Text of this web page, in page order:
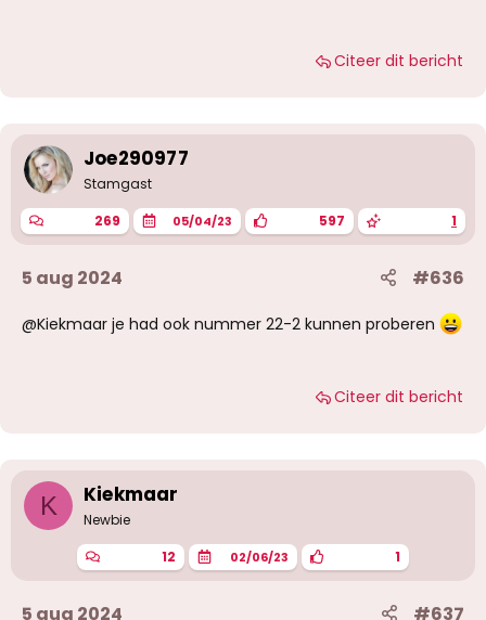
Citeer dit bericht
Joe290977
Stamgast
269 05/04/23 597 1
5 aug 2024 #636
@Kiekmaar je had ook nummer 22-2 kunnen proberen
Citeer dit bericht
K Kiekmaar
Newbie
12 02/06/23 1
5 aug 2024 #637